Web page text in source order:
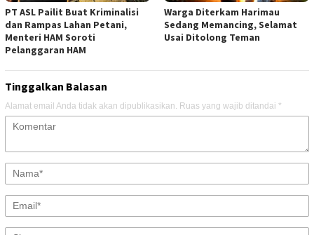
PT ASL Pailit Buat Kriminalisi
dan Rampas Lahan Petani,
Menteri HAM Soroti
Pelanggaran HAM
Warga Diterkam Harimau
Sedang Memancing, Selamat
Usai Ditolong Teman
Tinggalkan Balasan
Alamat email Anda tidak akan dipublikasikan. Ruas yang wajib ditandai *